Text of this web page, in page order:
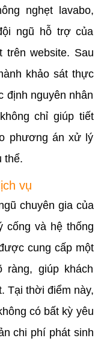
nghẹt lavabo,
ngũ hỗ trợ của
trên website. Sau
khảo sát thực
định nguyên nhân
chỉ giúp tiết
phương án xử lý
thể.
vụ
chuyên gia của
cống và hệ thống
cung cấp một
giúp khách
Tại thời điểm này,
có bất kỳ yêu
chi phí phát sinh